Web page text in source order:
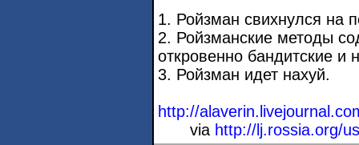
1. Ройзман свихнулся на
2. Ройзманские методы
откровенно бандитские и
3. Ройзман идет нахуй.
http://
via http://lj.rossia.org/